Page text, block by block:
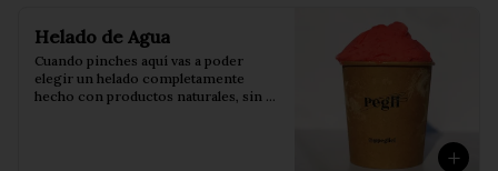
Helado de Agua
Cuando pinches aquí vas a poder
elegir un helado completamente
hecho con productos naturales, sin